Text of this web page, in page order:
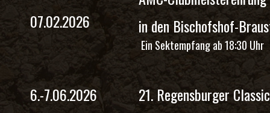
07.02.2026
in den Bischofshof-
Ein Sektempfang ab 18:30 Uhr
6.-7.06.2026 21. Regensburger